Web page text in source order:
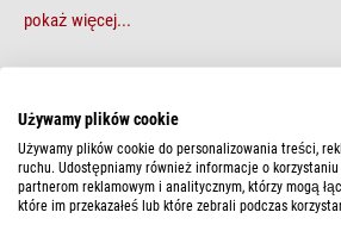
napięcie: 1,5V,
średnica: 14,0 mm,
rodzaj: podstawowa litowa CardPower (LI/
oznaczenie: Mignon,
oznaczenia alternatywne: AA, LR06, MN1500,
Informacja zgodnie z §18 BattG:
pokaż więcej...
Wydajność
Typ baterii
Mignon
Struktura
Używamy plików cookie
Używamy plików cookie do personalizowania treści,
ruchu. Udostępniamy również informacje o
partnerom reklamowym i analitycznym, którzy mogą
które im przekazałeś lub które zebrali podczas